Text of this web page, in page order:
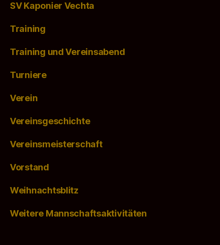
SV Kaponier Vechta
Training
Training und Vereinsabend
Turniere
Verein
Vereinsgeschichte
Vereinsmeisterschaft
Vorstand
Weihnachtsblitz
Weitere Mannschaftsaktivitäten